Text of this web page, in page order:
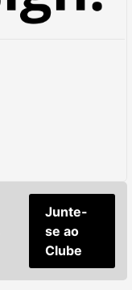
Junte-
se ao
Clube